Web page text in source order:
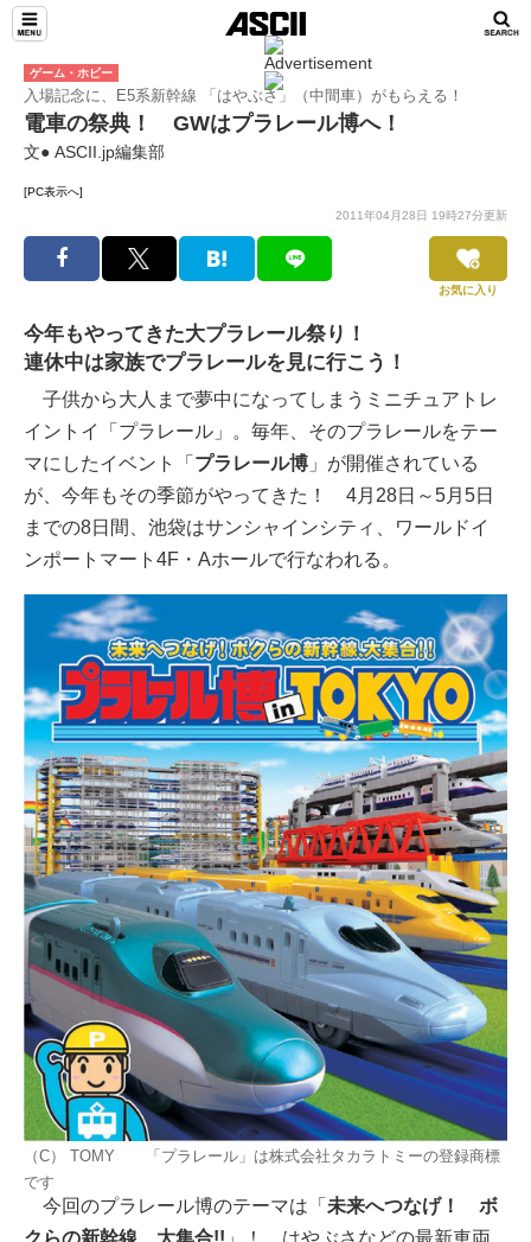
ゲーム・ホビー
入場記念に、E5系新幹線 「はやぶさ」（中間車）がもらえる！
電車の祭典！ GWはプラレール博へ！
文● ASCII.jp編集部
[PC表示へ]
2011年04月28日 19時27分更新
お気に入り
今年もやってきた大プラレール祭り！
連休中は家族でプラレールを見に行こう！
子供から大人まで夢中になってしまうミニチュアトレ
イントイ「プラレール」。毎年、そのプラレールをテー
マにしたイベント「 プラレール博 」が開催されている
が、今年もその季節がやってきた！ 4月28日～5月5日
までの8日間、池袋はサンシャインシティ、ワールドイ
ンポートマート4F・Aホールで行なわれる。
（C） TOMY 「プラレール」は株式会社タカラトミーの登録商標
です
今回のプラレール博のテーマは「 未来へつなげ！ ボ
クらの新幹線、大集合!! 」！ はやぶさなどの最新車両